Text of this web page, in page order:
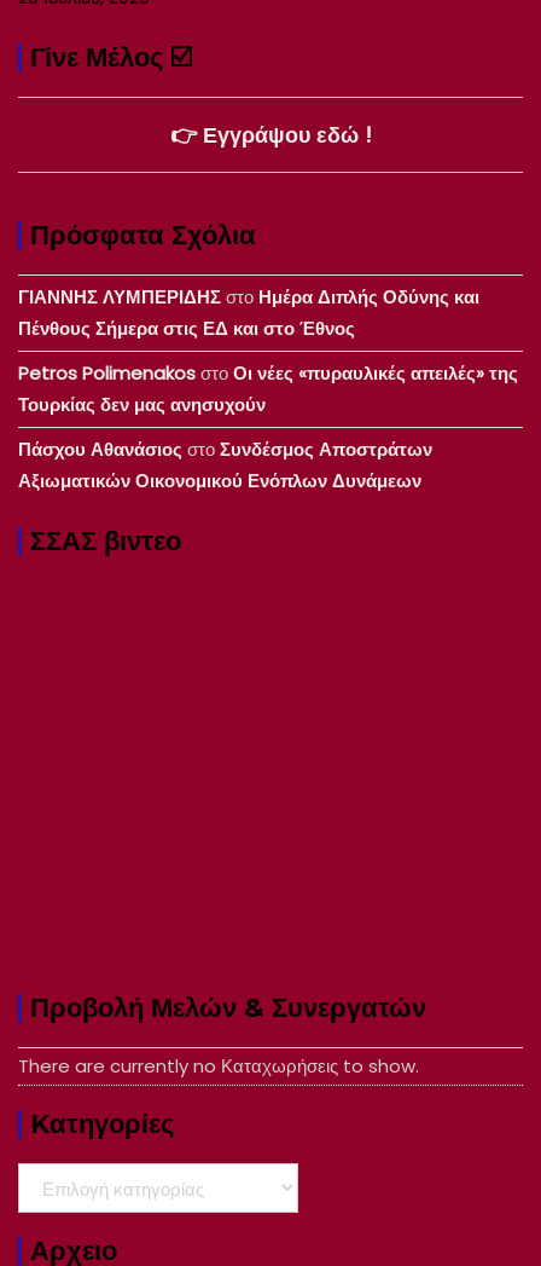
Γίνε Μέλος ☑️
👉 Εγγράψου εδώ !
Πρόσφατα Σχόλια
ΓΙΑΝΝΗΣ ΛΥΜΠΕΡΙΔΗΣστο Ημέρα Διπλής Οδύνης και
Πένθους Σήμερα στις ΕΔ και στο Έθνος
Petros PolimenakosστοΟι νέες «πυραυλικές απειλές» της
Τουρκίας δεν μας ανησυχούν
Πάσχου ΑθανάσιοςστοΣυνδέσμος Αποστράτων
Αξιωματικών Οικονομικού Ενόπλων Δυνάμεων
ΣΣΑΣ βιντεο
Προβολή Μελών & Συνεργατών
There are currently no Καταχωρήσεις to show.
Kατηγορίες
Kατηγορίες
Αρχειο